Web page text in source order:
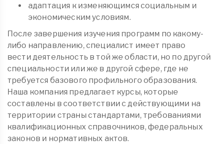
адаптация к изменяющимся социальным и
экономическим условиям.
После завершения изучения программ по какому-
либо направлению, специалист имеет право
вести деятельность в той же области, но по другой
специальности или же в другой сфере, где не
требуется базового профильного образования.
Наша компания предлагает курсы, которые
составлены в соответствии с действующими на
территории страны стандартами, требованиями
квалификационных справочников, федеральных
законов и нормативных актов.